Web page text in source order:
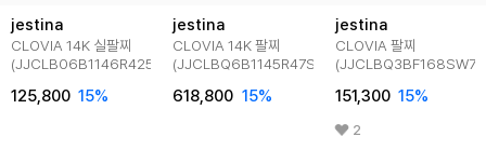
jestina
CLOVIA 14K 실팔찌
(JJCLB06B1146R4250)
125,800 15%
jestina
CLOVIA 14K 팔찌
(JJCLBQ6B1145R47S0)
618,800 15%
jestina
CLOVIA 팔찌
151,300 15%
2